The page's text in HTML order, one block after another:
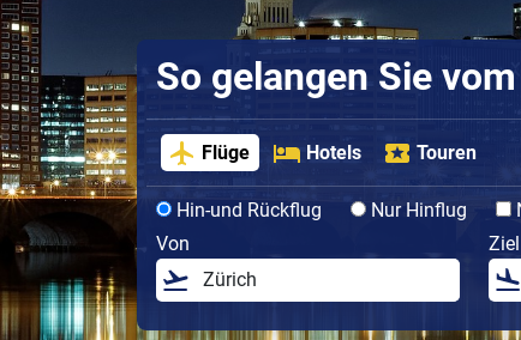
So gelangen Sie
Flüge Hotels Touren
Hin-und Rückflug Nur Hinflug
Von
Ziel